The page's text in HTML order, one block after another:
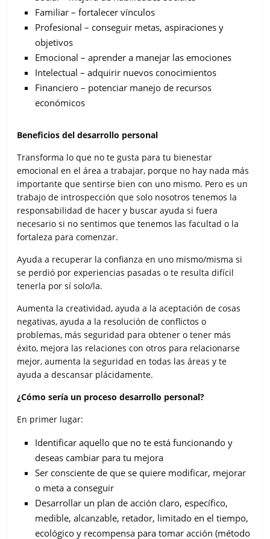
Familiar – fortalecer vínculos
Profesional – conseguir metas, aspiraciones y
objetivos
Emocional – aprender a manejar las emociones
Intelectual – adquirir nuevos conocimientos
Financiero – potenciar manejo de recursos
económicos
Beneficios del desarrollo personal
Transforma lo que no te gusta para tu bienestar
emocional en el área a trabajar, porque no hay nada más
importante que sentirse bien con uno mismo. Pero es un
trabajo de introspección que solo nosotros tenemos la
responsabilidad de hacer y buscar ayuda si fuera
necesario si no sentimos que tenemos las facultad o la
fortaleza para comenzar.
Ayuda a recuperar la confianza en uno mismo/misma si
se perdió por experiencias pasadas o te resulta difícil
tenerla por sí solo/la.
Aumenta la creatividad, ayuda a la aceptación de cosas
negativas, ayuda a la resolución de conflictos o
problemas, más seguridad para obtener o tener más
éxito, mejora las relaciones con otros para relacionarse
mejor, aumenta la seguridad en todas las áreas y te
ayuda a descansar plácidamente.
¿Cómo sería un proceso desarrollo personal?
En primer lugar:
Identificar aquello que no te está funcionando y
deseas cambiar para tu mejora
Ser consciente de que se quiere modificar, mejorar
o meta a conseguir
Desarrollar un plan de acción claro, específico,
medible, alcanzable, retador, limitado en el tiempo,
ecológico y recompensa para tomar acción (método